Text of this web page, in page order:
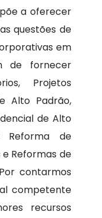
a oferecer
questões de
em
de fornecer
Projetos
Alto Padrão,
de Alto
Reforma de
Reformas de
contarmos
competente
recursos